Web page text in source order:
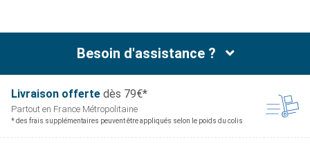
Besoin d'assistance ?
Livraison offerte dès 79€*
Partout en France Métropolitaine
* des frais supplémentaires peuvent être appliqués selon le poids du colis